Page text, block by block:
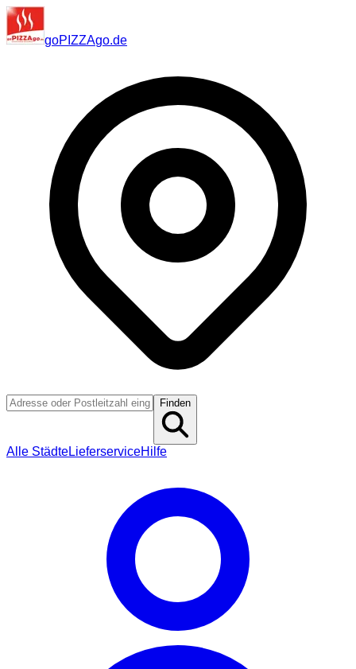
goPIZZAgo.de
Finden
Alle StädteLieferserviceHilfe